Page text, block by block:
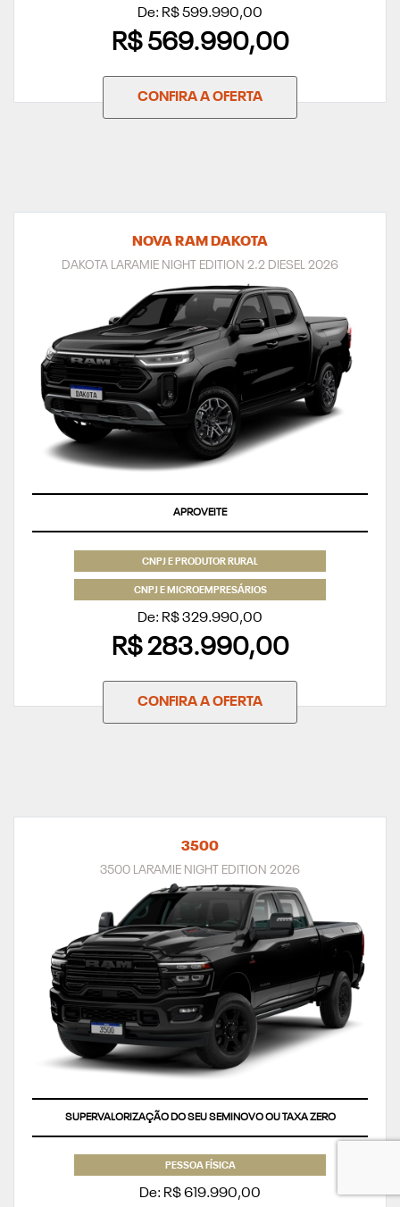
De: R$ 599.990,00
R$ 569.990,00
CONFIRA A OFERTA
NOVA RAM DAKOTA
DAKOTA LARAMIE NIGHT EDITION 2.2 DIESEL 2026
APROVEITE
CNPJ E PRODUTOR RURAL
CNPJ E MICROEMPRESÁRIOS
De: R$ 329.990,00
R$ 283.990,00
CONFIRA A OFERTA
3500
3500 LARAMIE NIGHT EDITION 2026
SUPERVALORIZAÇÃO DO SEU SEMINOVO OU TAXA ZERO
PESSOA FÍSICA
De: R$ 619.990,00